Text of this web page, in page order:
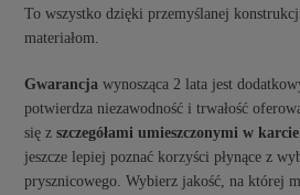
To wszystko dzięki przemyślanej
materiałom.
Gwarancja wynosząca 2 lata jest
potwierdza niezawodność i trwałość
się zszczegółami umieszczonymi w
jeszcze lepiej poznać korzyści płynące z
prysznicowego. Wybierz jakość, na której